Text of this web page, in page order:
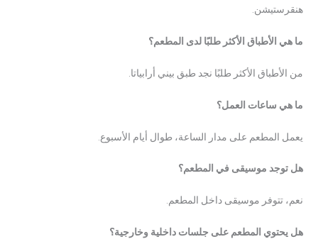
هنقرستيشن.
ما هي الأطباق الأكثر طلبًا لدى المطعم؟
من الأطباق الأكثر طلبًا نجد طبق بيني أرابياتا.
ما هي ساعات العمل؟
يعمل المطعم على مدار الساعة، طوال أيام الأسبوع.
هل توجد موسيقى في المطعم؟
نعم، تتوفر موسيقى داخل المطعم.
هل يحتوي المطعم على جلسات داخلية وخارجية؟